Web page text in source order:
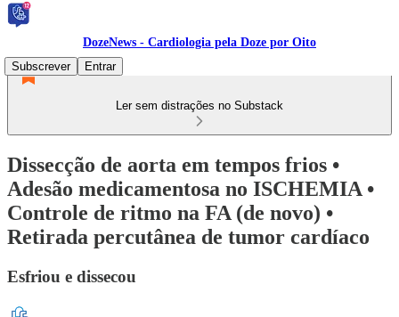
DozeNews - Cardiologia pela Doze por Oito
Subscrever
Entrar
Ler sem distrações no Substack
Dissecção de aorta em tempos frios •
Adesão medicamentosa no ISCHEMIA •
Controle de ritmo na FA (de novo) •
Retirada percutânea de tumor cardíaco
Esfriou e dissecou